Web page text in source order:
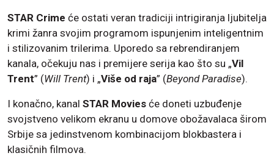
STAR Crime će ostati veran tradiciji intrigiranja ljubitelja
krimi žanra svojim programom ispunjenim inteligentnim
i stilizovanim trilerima. Uporedo sa rebrendiranjem
kanala, očekuju nas i premijere serija kao što su „Vil
Trent” (Will Trent) i „Više od raja” (Beyond Paradise).
I konačno, kanal STAR Movies će doneti uzbuđenje
svojstveno velikom ekranu u domove obožavalaca širom
Srbije sa jedinstvenom kombinacijom blokbastera i
klasičnih filmova.